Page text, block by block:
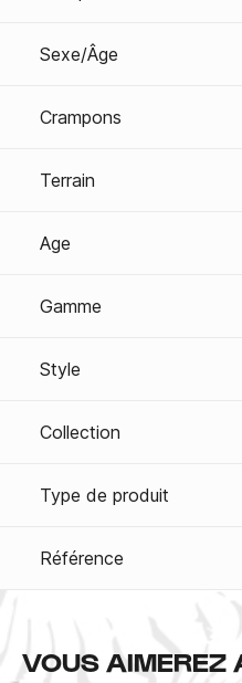
Sexe/Âge
Crampons
Terrain
Age
Gamme
Style
Collection
Type de produit
Référence
VOUS AIMEREZ